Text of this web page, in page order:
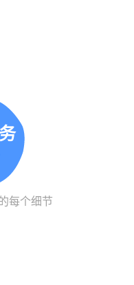
每个细节